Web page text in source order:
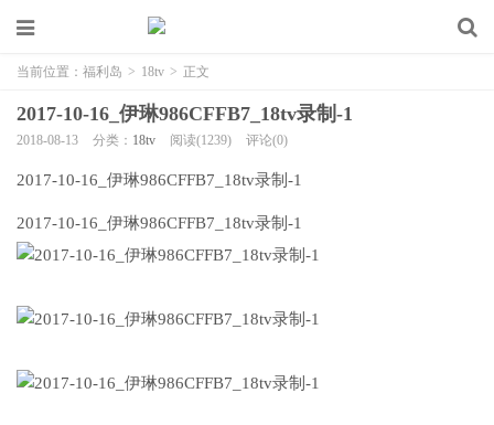
当前位置： 福利岛 > 18tv > 正文
2017-10-16_伊琳986CFFB7_18tv录制-1
2018-08-13 分类： 18tv 阅读(1239) 评论(0)
2017-10-16_伊琳986CFFB7_18tv录制-1
2017-10-16_伊琳986CFFB7_18tv录制-1